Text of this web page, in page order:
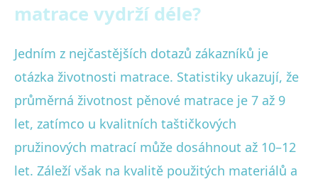
matrace vydrží déle?
Jedním z nejčastějších dotazů zákazníků je
otázka životnosti matrace. Statistiky ukazují, že
průměrná životnost pěnové matrace je 7 až 9
let, zatímco u kvalitních taštičkových
pružinových matrací může dosáhnout až 10–12
let. Záleží však na kvalitě použitých materiálů a